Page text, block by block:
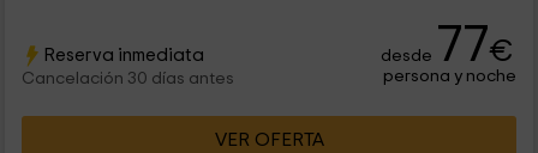
Reserva inmediata
Cancelación 30 días antes
desde 77€
persona y noche
VER OFERTA